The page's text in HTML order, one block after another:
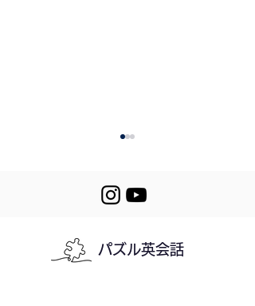
352. Lettuce or
パズル英会話